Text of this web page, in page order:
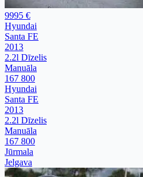
9995 €
Hyundai
Santa FE
2013
2.2l Dīzelis
Manuāla
167 800
Hyundai
Santa FE
2013
2.2l Dīzelis
Manuāla
167 800
Jūrmala
Jelgava